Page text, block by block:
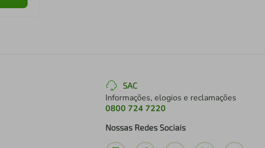
SAC
Informações, elogios e reclamações
0800 724 7220
Nossas Redes Sociais